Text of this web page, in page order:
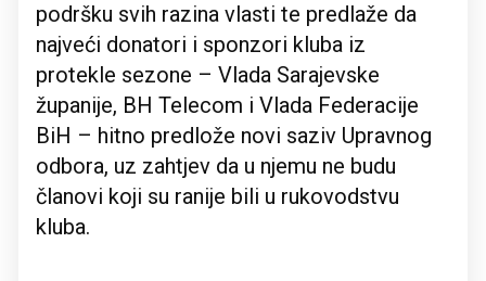
podršku svih razina vlasti te predlaže da
najveći donatori i sponzori kluba iz
protekle sezone – Vlada Sarajevske
županije, BH Telecom i Vlada Federacije
BiH – hitno predlože novi saziv Upravnog
odbora, uz zahtjev da u njemu ne budu
članovi koji su ranije bili u rukovodstvu
kluba.